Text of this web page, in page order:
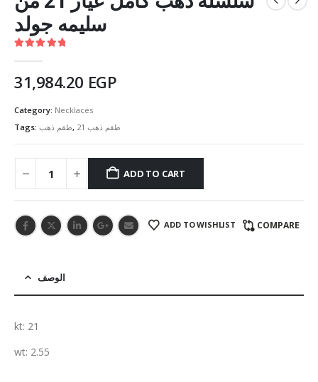
سليمه جولد
31,984.20 EGP
Category: Necklaces
Tags: طقم ذهب, طقم ذهب 21
ADD TO CART
ADD TO WISHLIST COMPARE
الوصف
kt: 21
wt: 2.55